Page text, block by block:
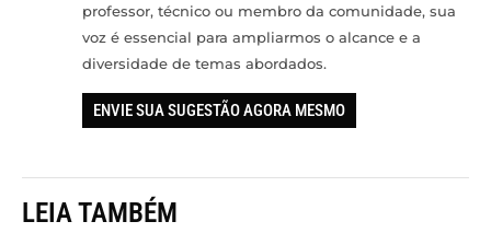
professor, técnico ou membro da comunidade, sua
voz é essencial para ampliarmos o alcance e a
diversidade de temas abordados.
ENVIE SUA SUGESTÃO AGORA MESMO
LEIA TAMBÉM